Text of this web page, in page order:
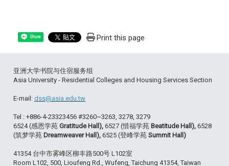
Share Print this page
亚洲大学书院与住宿服务组
Asia University - Residential Colleges and Housing Services Section
E-mail: dss@asia.edu.tw
Tel : +886-4-23323456 #3260~3263, 3278, 3279
6524 (感恩学苑 Gratitude Hall), 6527 (惜福学苑 Beatitude Hall), 6528
(筑梦学苑 Dreamweaver Hall), 6525 (登峰学苑 Summit Hall)
41354 台中市雾峰区柳丰路500号 L102室
Room L102, 500, Lioufeng Rd., Wufeng, Taichung 41354, Taiwan